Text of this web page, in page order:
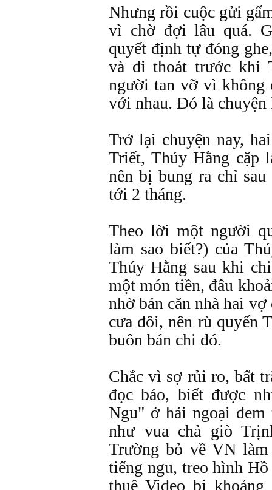
Nhưng rồi cuộc gửi
vì chờ đợi lâu quá.
quyết định tự đóng
và đi thoát trước khi
người tan vỡ vì không
với nhau. Đó là
Trở lại chuyện nay,
Triết, Thúy Hằng cặp
nên bị bung ra chỉ
tới 2 tháng.
Theo lời một người
làm sao biết?) của
Thúy Hằng sau khi
một món tiền, đâu
nhờ bán căn nhà hai
cưa đôi, nên rù quyến
buôn bán chi đó.
Chắc vì sợ rủi ro, bất
đọc báo, biết được
Ngu" ở hải ngoại
như vua chả giò
Trường bỏ về VN
tiếng ngu, treo hình
thuê Video bị